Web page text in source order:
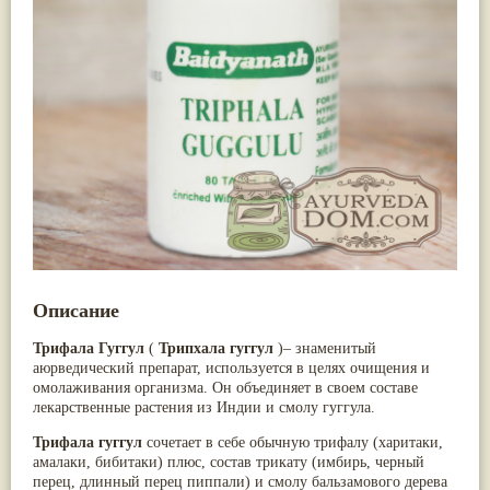
Описание
Трифала Гуггул ( Трипхала гуггул )– знаменитый
аюрведический препарат, используется в целях очищения и
омолаживания организма. Он объединяет в своем составе
лекарственные растения из Индии и смолу гуггула.
Трифала гуггул сочетает в себе обычную трифалу (харитаки,
амалаки, бибитаки) плюс, состав трикату (имбирь, черный
перец, длинный перец пиппали) и смолу бальзамового дерева
Дханвантарам 101
Дханвантарам тайлам
Кайлаш дживан
Кальянака гритам(3)
Кримикутхар рас (3)
Лив 52(3)
more...
Зира
Шионака
(17)
Аджван/Ажгон
Акация катеху
(16)
Кальций(16)
Укроп пахучий(16)
Лодхра(14)
Перец кубеба(14)
Сахарный тростник(14)
Бхунимба/Андрографис метельчатый(13)
Гвоздика(13)
Мезуя железная(13)
Мускатный орех(13)
Пажитник(13)